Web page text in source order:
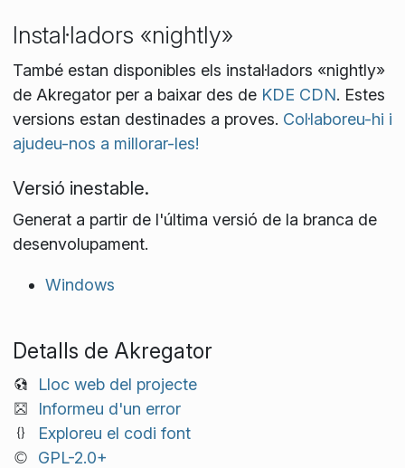
Instal·ladors «nightly»
També estan disponibles els instal·ladors «nightly»
de Akregator per a baixar des de KDE CDN. Estes
versions estan destinades a proves. Col·laboreu-hi i
ajudeu-nos a millorar-les!
Versió inestable.
Generat a partir de l'última versió de la branca de
desenvolupament.
Windows
Detalls de Akregator
Lloc web del projecte
Informeu d'un error
Exploreu el codi font
GPL-2.0+